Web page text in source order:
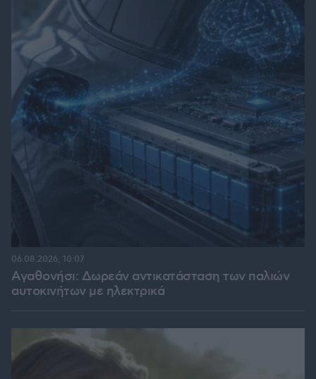
Αγαθονήσι: Δωρεάν αντικατάσταση των παλιών
αυτοκινήτων με ηλεκτρικά
06.08.2026, 10:07